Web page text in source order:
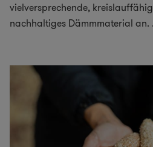
vielversprechende,
nachhaltiges Dämmmaterial an.